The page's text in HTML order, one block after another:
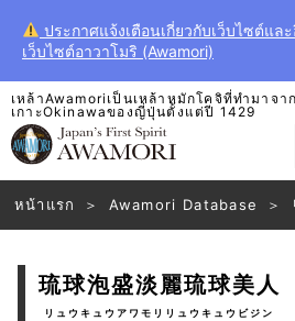
ประกาศแจ้งเตือนเกี่ยวกับเว็บไซต์แล
เว็บไซต์อาวาโมริ (Awamori)
เหล้าAwamoriเป็นเหล้าหมักโคจิที่ทำมาจ
เกาะOkinawaของญี่ปุ่นตั้งแต่ปี 1429
หน้าแรก Awamori Database
琉球泡盛淡麗琉球美人
リュウキュウアワモリリュウキュウビジン